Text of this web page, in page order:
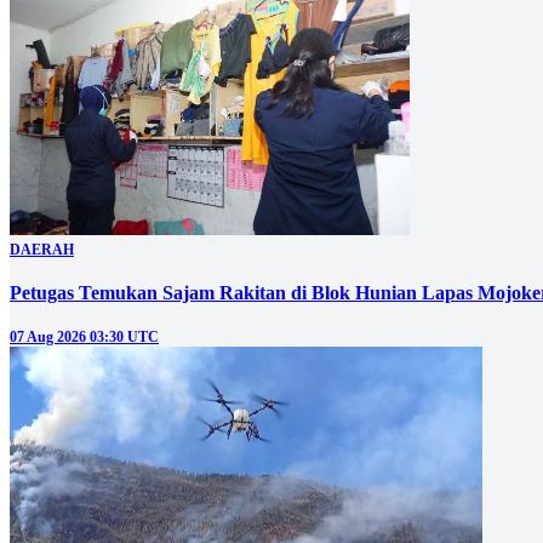
DAERAH
Petugas Temukan Sajam Rakitan di Blok Hunian Lapas
07 Aug 2026 03:30 UTC